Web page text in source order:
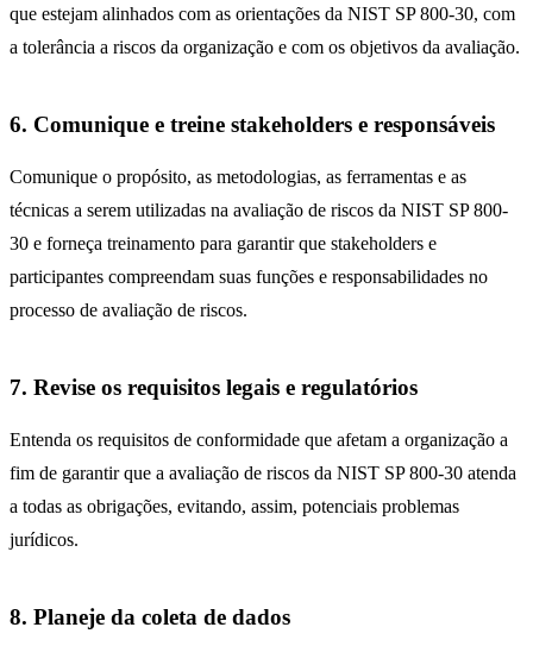
que estejam alinhados com as orientações da NIST SP 800-30, com
a tolerância a riscos da organização e com os objetivos da avaliação.
6. Comunique e treine stakeholders e responsáveis
Comunique o propósito, as metodologias, as ferramentas e as
técnicas a serem utilizadas na avaliação de riscos da NIST SP 800-
30 e forneça treinamento para garantir que stakeholders e
participantes compreendam suas funções e responsabilidades no
processo de avaliação de riscos.
7. Revise os requisitos legais e regulatórios
Entenda os requisitos de conformidade que afetam a organização a
fim de garantir que a avaliação de riscos da NIST SP 800-30 atenda
a todas as obrigações, evitando, assim, potenciais problemas
jurídicos.
8. Planeje da coleta de dados